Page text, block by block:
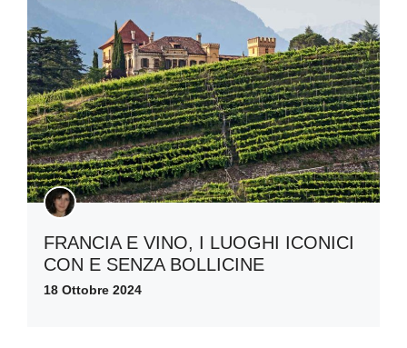
FRANCIA E VINO, I LUOGHI ICONICI
CON E SENZA BOLLICINE
18 Ottobre 2024